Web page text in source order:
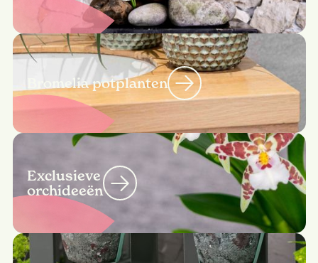
Bromelia potplanten
Exclusieve
orchideeën